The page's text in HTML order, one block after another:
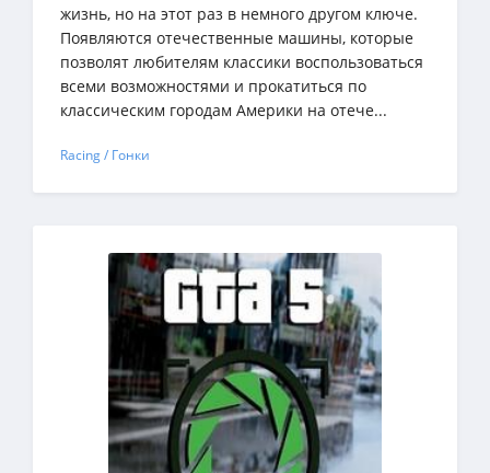
жизнь, но на этот раз в немного другом ключе.
Появляются отечественные машины, которые
позволят любителям классики воспользоваться
всеми возможностями и прокатиться по
классическим городам Америки на отече...
Racing / Гонки